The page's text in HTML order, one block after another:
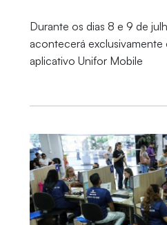
Durante os dias 8 e 9 de
acontecerá
aplicativo Unifor Mobile